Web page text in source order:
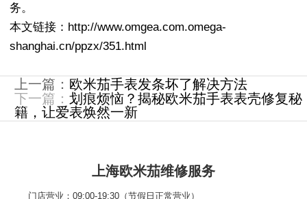
务。
本文链接：http://www.omgea.com.omega-
shanghai.cn/ppzx/351.html
上一篇： 欧米茄手表发条坏了解决方法
下一篇： 划痕烦恼？揭秘欧米茄手表表壳修复秘
籍，让爱表焕然一新
上海欧米茄维修服务
门店营业：09:00-19:30（节假日正常营业）